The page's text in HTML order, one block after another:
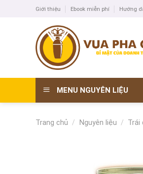
Giới thiệu Ebook miễn phí Hướng
MENU NGUYÊN LIỆU
Trang chủ / Nguyên liệu / Trái